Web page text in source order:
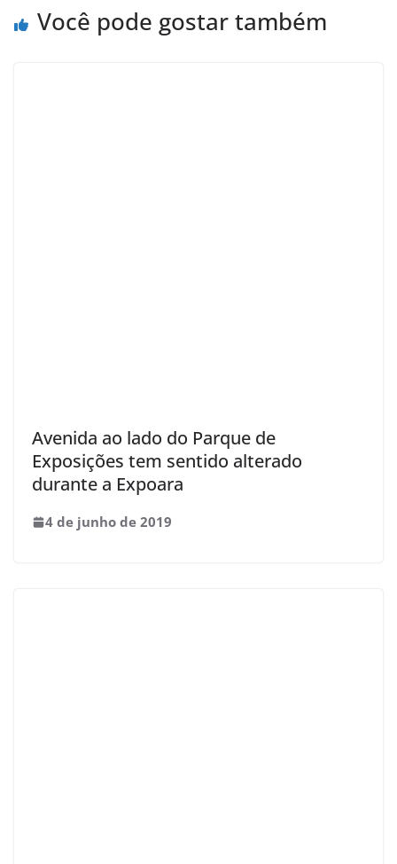
Você pode gostar também
Avenida ao lado do Parque de
Exposições tem sentido alterado
durante a Expoara
4 de junho de 2019